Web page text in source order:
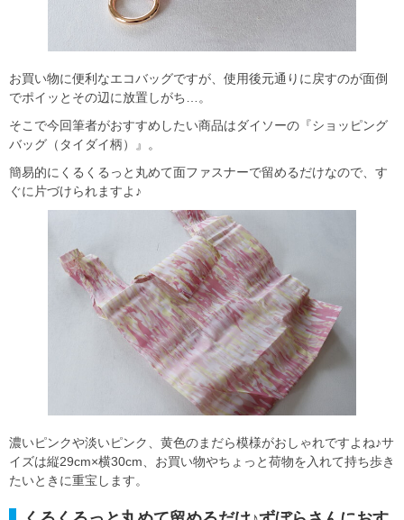
お買い物に便利なエコバッグですが、使用後元通りに戻すのが面倒
でポイッとその辺に放置しがち…。
そこで今回筆者がおすすめしたい商品はダイソーの『ショッピング
バッグ（タイダイ柄）』。
簡易的にくるくるっと丸めて面ファスナーで留めるだけなので、す
ぐに片づけられますよ♪
濃いピンクや淡いピンク、黄色のまだら模様がおしゃれですよね♪サ
イズは縦29cm×横30cm、お買い物やちょっと荷物を入れて持ち歩き
たいときに重宝します。